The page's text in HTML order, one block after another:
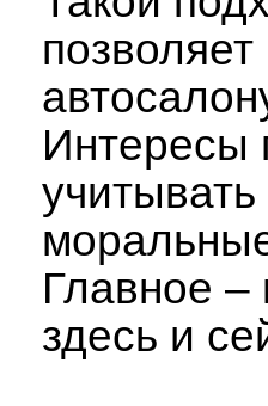
Интересы
Главное
здесь и